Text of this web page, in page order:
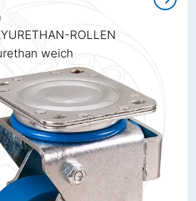
ROLLEN
weich